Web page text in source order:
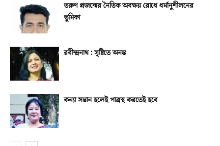
তরুণ প্রজন্মের নৈতিক অবক্ষয় রোধে ধর্মানুশীলনের
ভূমিকা
রবীন্দ্রনাথ : সৃষ্টিতে অনন্ত
কন্যা সন্তান হলেই পাত্রস্থ করতেই হবে